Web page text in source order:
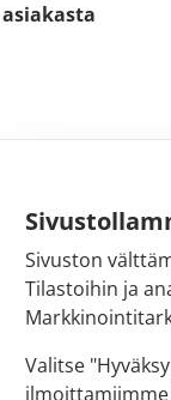
Sivuston
Tilastoihin ja
Valitse